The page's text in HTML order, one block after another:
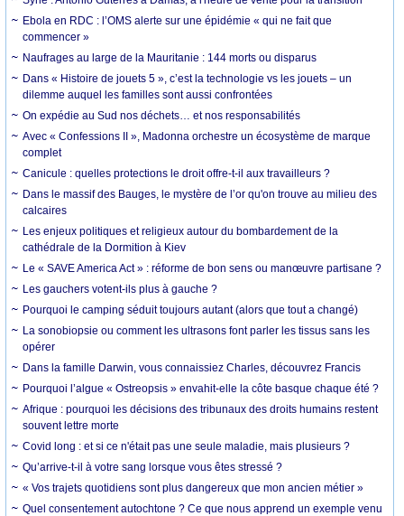
Ebola en RDC : l’OMS alerte sur une épidémie « qui ne fait que
commencer »
Naufrages au large de la Mauritanie : 144 morts ou disparus
Dans « Histoire de jouets 5 », c’est la technologie vs les jouets – un
dilemme auquel les familles sont aussi confrontées
On expédie au Sud nos déchets… et nos responsabilités
Avec « Confessions II », Madonna orchestre un écosystème de marque
complet
Canicule : quelles protections le droit offre-t-il aux travailleurs ?
Dans le massif des Bauges, le mystère de l’or qu'on trouve au milieu des
calcaires
Les enjeux politiques et religieux autour du bombardement de la
cathédrale de la Dormition à Kiev
Le « SAVE America Act » : réforme de bon sens ou manœuvre partisane ?
Les gauchers votent-ils plus à gauche ?
Pourquoi le camping séduit toujours autant (alors que tout a changé)
La sonobiopsie ou comment les ultrasons font parler les tissus sans les
opérer
Dans la famille Darwin, vous connaissiez Charles, découvrez Francis
Pourquoi l’algue « Ostreopsis » envahit-elle la côte basque chaque été ?
Afrique : pourquoi les décisions des tribunaux des droits humains restent
souvent lettre morte
Covid long : et si ce n'était pas une seule maladie, mais plusieurs ?
Qu’arrive-t-il à votre sang lorsque vous êtes stressé ?
« Vos trajets quotidiens sont plus dangereux que mon ancien métier »
Quel consentement autochtone ? Ce que nous apprend un exemple venu